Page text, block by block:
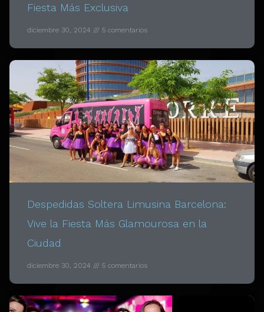
Fiesta Más Exclusiva
diciembre 30, 2024 5 comentarios
Despedidas Soltera Limusina Barcelona:
Vive la Fiesta Más Glamourosa en la
Ciudad
diciembre 30, 2024 5 comentarios